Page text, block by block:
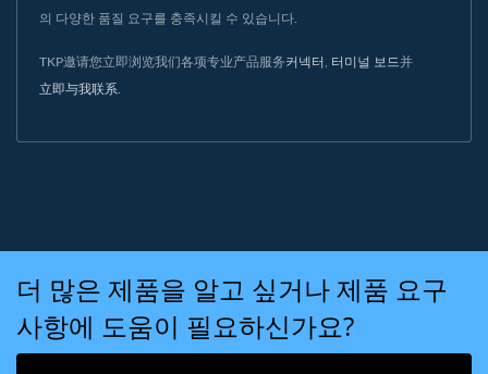
의 다양한 품질 요구를 충족시킬 수 있습니다.
TKP邀请您立即浏览我们各项专业产品服务커넥터 터미널 보드并
立即与我联系
더 많은 제품을 알고 싶거나 제품 요구
사항에 도움이 필요하신가요?